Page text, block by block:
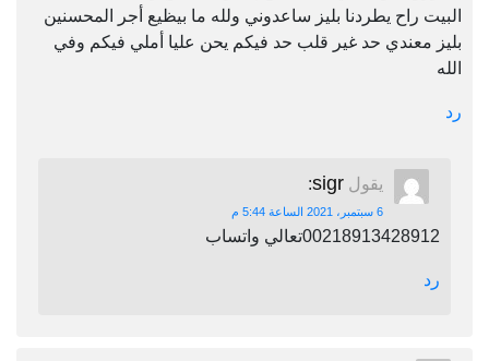
البيت راح يطردنا بليز ساعدوني ولله ما بيظيع أجر المحسنين
بليز معندي حد غير قلب حد فيكم يحن عليا أملي فيكم وفي
الله
رد
يقول sigr
:
6 سبتمبر، 2021 الساعة 5:44 م
00218913428912تعالي واتساب
رد